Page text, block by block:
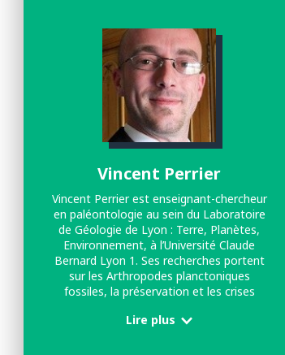
Vincent Perrier
Vincent Perrier est enseignant-chercheur
en paléontologie au sein du Laboratoire
de Géologie de Lyon : Terre, Planètes,
Environnement, à l’Université Claude
Bernard Lyon 1. Ses recherches portent
sur les Arthropodes planctoniques
fossiles, la préservation et les crises
Lire plus